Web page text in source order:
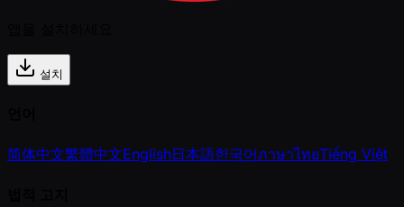
설치
简体中文繁體中文English日本語한국어ภาษาไทยTiếng Việt